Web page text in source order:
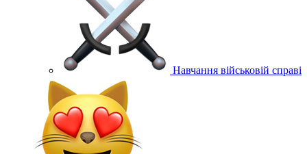
Навчання військовій справі